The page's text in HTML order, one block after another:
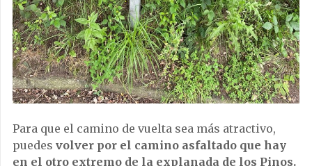
Para que el camino de vuelta sea más atractivo,
puedes volver por el camino asfaltado que hay
en el otro extremo de la explanada de los Pinos.